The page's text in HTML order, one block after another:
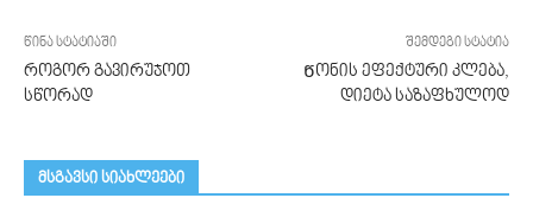
წინა სტატიაში
როგორ გავირუჯოთ
სწორად
შემდეგი სტატია
Წონის ეფექტური კლება,
დიეტა საზაფხულოდ
მსგავსი სიახლეები